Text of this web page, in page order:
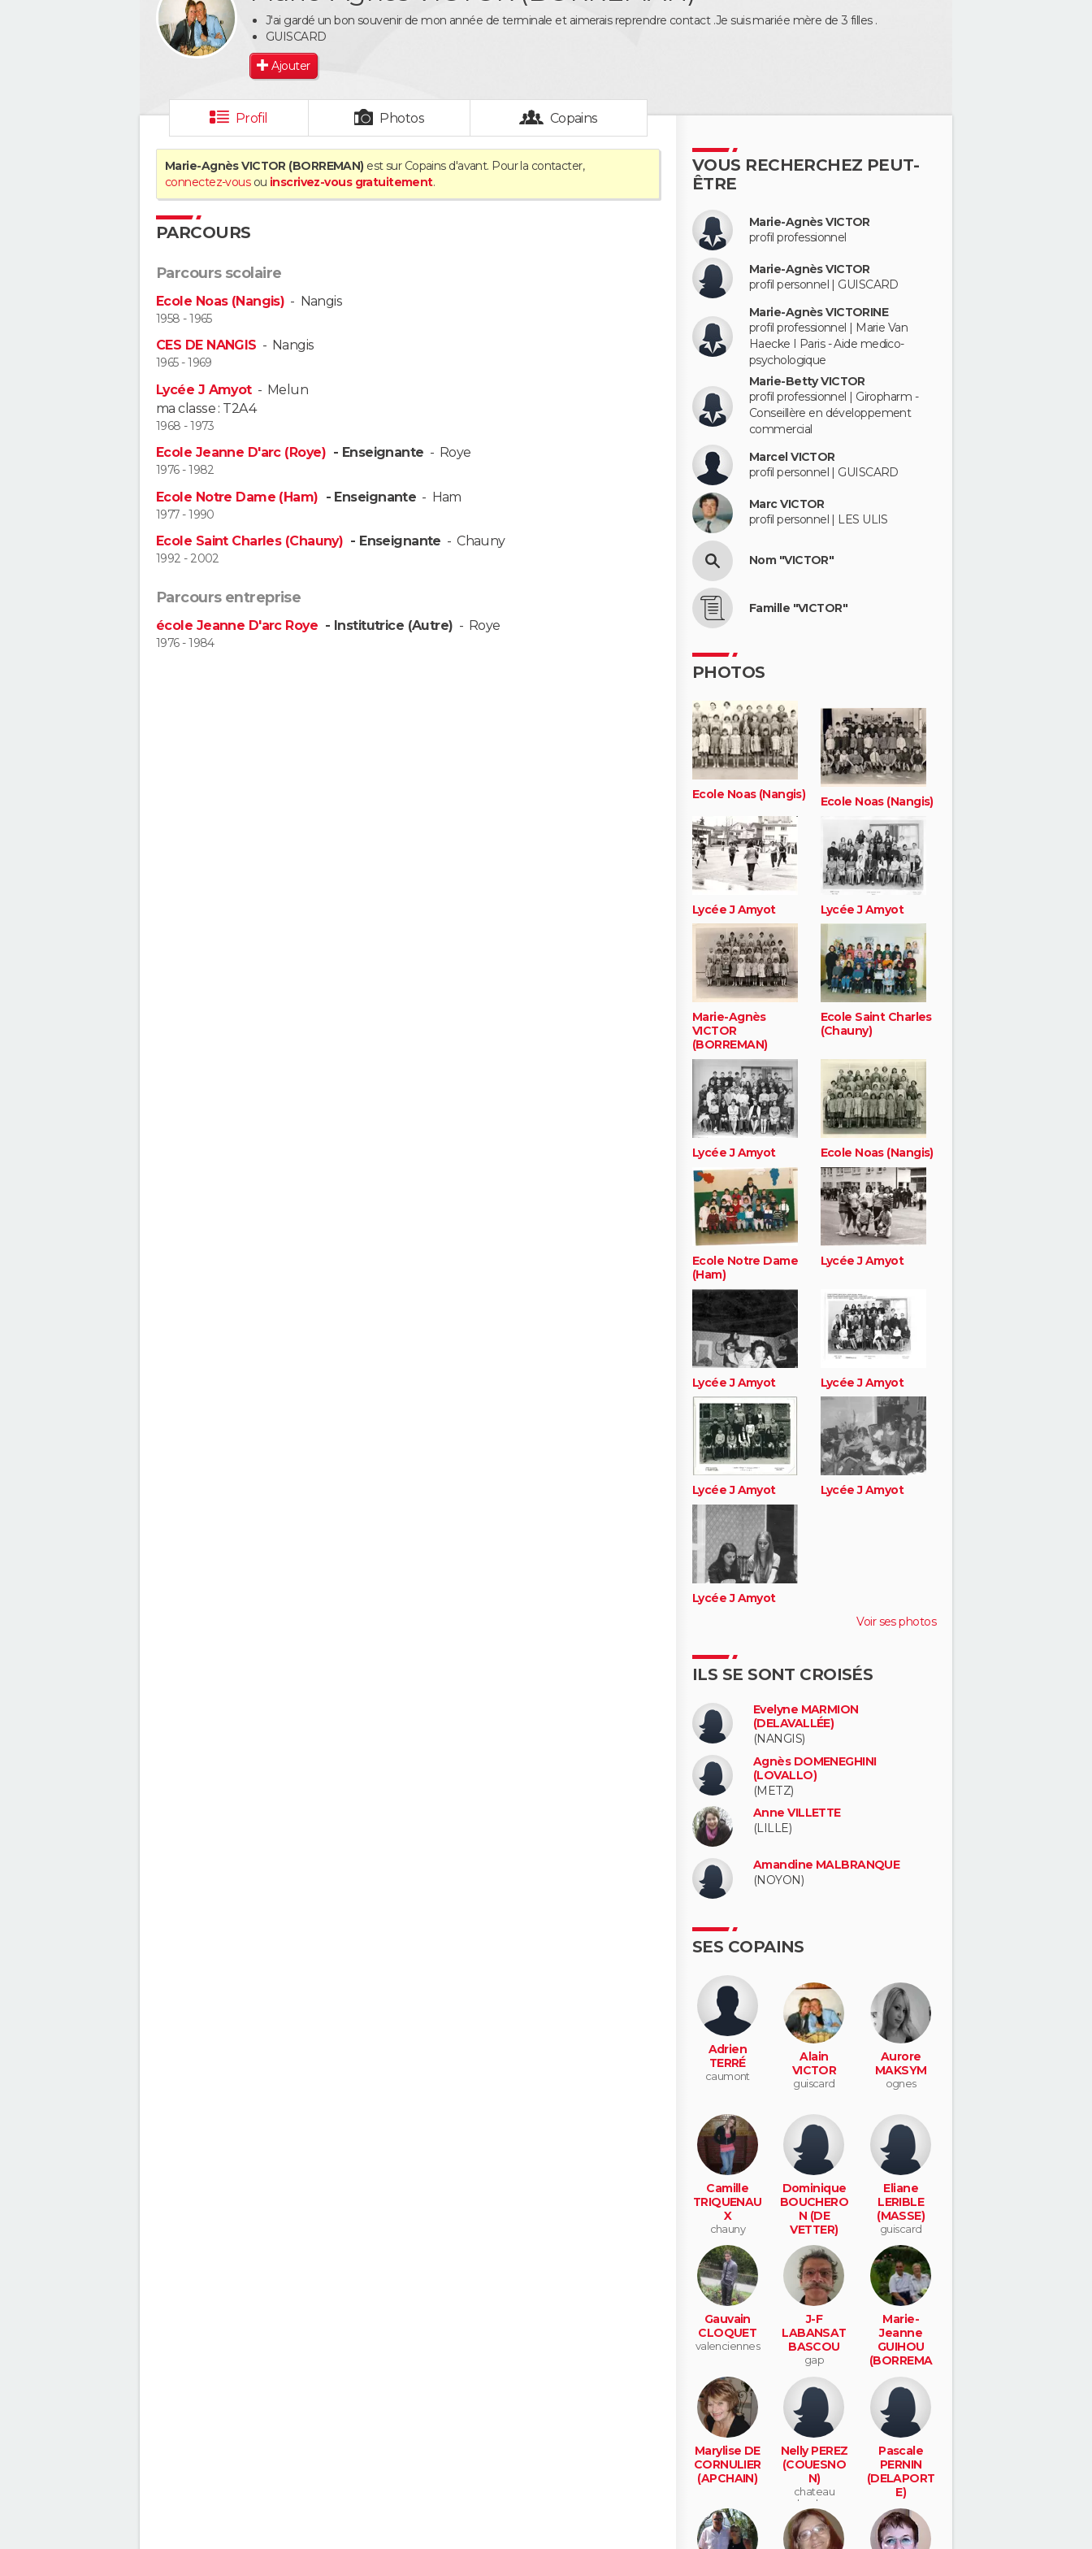
J'ai gardé un bon souvenir de mon année de terminale et aimerais reprendre contact .Je suis mariée mère de 3 filles .
GUISCARD
Ajouter
Profil Photos Copains
Marie-Agnès VICTOR (BORREMAN) est sur Copains d'avant. Pour la contacter,
connectez-vousou inscrivez-vous gratuitement.
PARCOURS
Parcours scolaire
Ecole Noas (Nangis) - Nangis
1958 - 1965
CES DE NANGIS - Nangis
1965 - 1969
Lycée J Amyot- Melun
ma classe : T2A4
1968 - 1973
Ecole Jeanne D'arc (Roye) - Enseignante - Roye
1976 - 1982
Ecole Notre Dame (Ham) - Enseignante - Ham
1977 - 1990
Ecole Saint Charles (Chauny) - Enseignante -Chauny
1992 - 2002
Parcours entreprise
école Jeanne D'arc Roye - Institutrice (Autre) - Roye
1976 - 1984
VOUS RECHERCHEZ PEUT-
ÊTRE
Marie-Agnès VICTOR
profil professionnel
Marie-Agnès VICTOR
profil personnel | GUISCARD
Marie-Agnès VICTORINE
profil professionnel | Marie Van
Haecke I Paris - Aide medico-
psychologique
Marie-Betty VICTOR
profil professionnel | Giropharm -
Conseillère en développement
commercial
Marcel VICTOR
profil personnel | GUISCARD
Marc VICTOR
profil personnel | LES ULIS
Nom "VICTOR"
Famille "VICTOR"
PHOTOS
Ecole Noas (Nangis) Ecole Noas (Nangis)
Lycée J Amyot Lycée J Amyot
Marie-Agnès
VICTOR
(BORREMAN)
Ecole Saint Charles
(Chauny)
Lycée J Amyot Ecole Noas (Nangis)
Ecole Notre Dame
(Ham)
Lycée J Amyot
Lycée J Amyot Lycée J Amyot
Lycée J Amyot Lycée J Amyot
Lycée J Amyot
Voir ses photos
ILS SE SONT CROISÉS
Evelyne MARMION
(DELAVALLÉE)
(NANGIS)
Agnès DOMENEGHINI
(LOVALLO)
(METZ)
Anne VILLETTE
(LILLE)
Amandine MALBRANQUE
(NOYON)
SES COPAINS
Adrien
TERRÉ
caumont
Alain
VICTOR
guiscard
Aurore
MAKSYM
ognes
Camille
TRIQUENAU
X
chauny
Dominique
BOUCHERO
N (DE
VETTER)
versailles
Eliane
LERIBLE
(MASSE)
guiscard
Gauvain
CLOQUET
valenciennes
J-F
LABANSAT
BASCOU
gap
Marie-
Jeanne
GUIHOU
(BORREMA
N)
bangor
Marylise DE
CORNULIER
(APCHAIN)
Nelly PEREZ
(COUESNO
N)
chateau
landon
Pascale
PERNIN
(DELAPORT
E)